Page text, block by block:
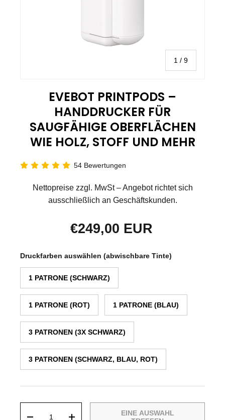
1 / von
9
EVEBOT PRINTPODS –
HANDDRUCKER FÜR
SAUGFÄHIGE OBERFLÄCHEN
WIE HOLZ, STOFF UND MEHR
54 Bewertungen
Nettopreise zzgl. MwSt – Angebot richtet sich
ausschließlich an Geschäftskunden.
€249,00 EUR
Druckfarben auswählen (abwischbare Tinte)
1 PATRONE (SCHWARZ)
1 PATRONE (ROT) 1 PATRONE (BLAU)
3 PATRONEN (3X SCHWARZ)
3 PATRONEN (SCHWARZ, BLAU, ROT)
EINE AUSWAHL